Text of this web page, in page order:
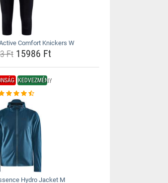
Comfort Knickers W
Ft15986 Ft
KEDVEZMÉNY
Hydro Jacket M